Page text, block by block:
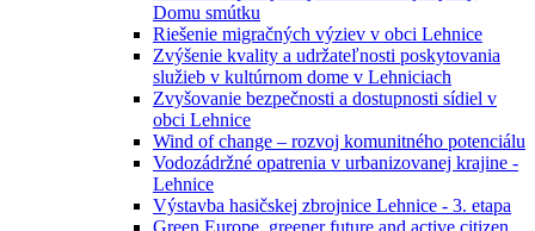
Domu smútku
Riešenie migračných výziev v obci Lehnice
Zvýšenie kvality a udržateľnosti poskytovania
služieb v kultúrnom dome v Lehniciach
Zvyšovanie bezpečnosti a dostupnosti sídiel v
obci Lehnice
Wind of change – rozvoj komunitného potenciálu
Vodozádržné opatrenia v urbanizovanej krajine -
Lehnice
Výstavba hasičskej zbrojnice Lehnice - 3. etapa